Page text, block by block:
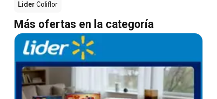
Lider Coliflor
Más ofertas en la categoría